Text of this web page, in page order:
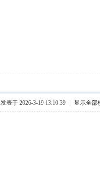
发表于 2026-3-19 13:10:39 显示全部